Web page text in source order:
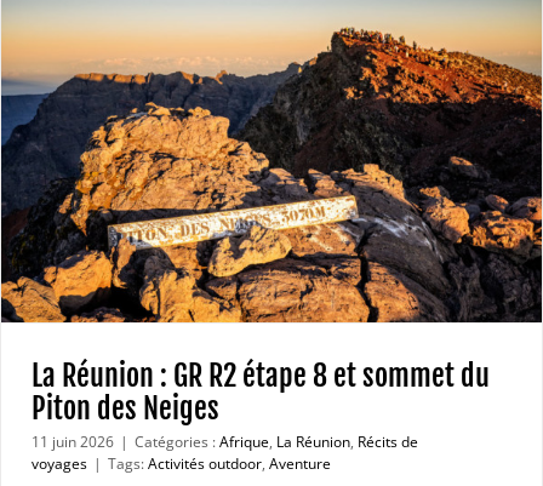
La Réunion : GR R2 étape 8 et sommet du
Piton des Neiges
11 juin 2026 | Catégories :Afrique, La Réunion, Récits de
voyages | Tags:Activités outdoor, Aventure